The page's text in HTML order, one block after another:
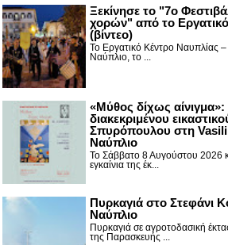
Ξεκίνησε το "7ο
χορών" από το
(βίντεο)
Το Εργατικό Κέντρο Ναυπλίας –
Ναύπλιο, το ...
«Μύθος δίχως αίνιγμα»:
διακεκριμένου
Σπυρόπουλου στη
Ναύπλιο
Το Σάββατο 8 Αυγούστου 2026
εγκαίνια της έκ...
Πυρκαγιά στο Στεφάνι
Ναύπλιο
Πυρκαγιά σε αγροτοδασική
της Παρασκευής ...